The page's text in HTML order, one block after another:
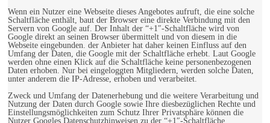
Wenn ein Nutzer eine Webseite dieses Angebotes aufruft, die eine solche
Schaltfläche enthält, baut der Browser eine direkte Verbindung mit den
Servern von Google auf. Der Inhalt der “+1″-Schaltfläche wird von
Google direkt an seinen Browser übermittelt und von diesem in die
Webseite eingebunden. der Anbieter hat daher keinen Einfluss auf den
Umfang der Daten, die Google mit der Schaltfläche erhebt. Laut Google
werden ohne einen Klick auf die Schaltfläche keine personenbezogenen
Daten erhoben. Nur bei eingeloggten Mitgliedern, werden solche Daten,
unter anderem die IP-Adresse, erhoben und verarbeitet.
Zweck und Umfang der Datenerhebung und die weitere Verarbeitung und
Nutzung der Daten durch Google sowie Ihre diesbezüglichen Rechte und
Einstellungsmöglichkeiten zum Schutz Ihrer Privatsphäre können die
Nutzer Googles Datenschutzhinweisen zu der “+1″-Schaltfläche